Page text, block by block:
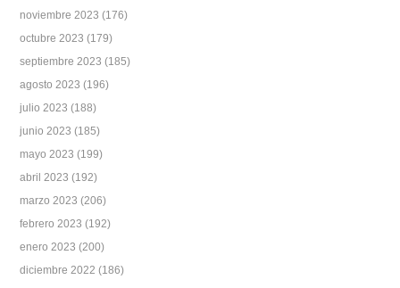
noviembre 2023 (176)
octubre 2023 (179)
septiembre 2023 (185)
agosto 2023 (196)
julio 2023 (188)
junio 2023 (185)
mayo 2023 (199)
abril 2023 (192)
marzo 2023 (206)
febrero 2023 (192)
enero 2023 (200)
diciembre 2022 (186)